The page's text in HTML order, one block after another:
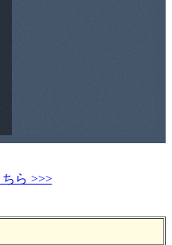
ちら >>>